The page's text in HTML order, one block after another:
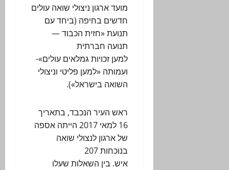
מועד ארגון ניצולי שואה עולים
חדשים בחיפה (ביחד עם
תנועת «חזית הכבוד —
תנועה חברתית
למען זכויות גמלאים עולים»-
ועמותה «למען פליטי וניצולי
השואה בישראל»).
ראש העיר הנכבד, בתאריך
16 למאי 2017 הייתה אספה
של ארגון לנצולי שואה
בנוכחות 207
איש. בין השאלות שעלו